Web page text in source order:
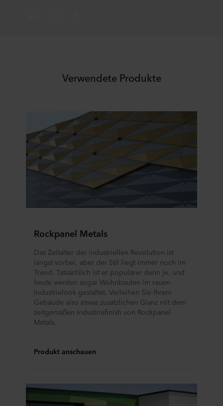
Verwendete Produkte
Rockpanel Metals
Das Zeitalter der industriellen Revolution ist
längst vorbei, aber der Stil liegt immer noch im
Trend. Tatsächlich ist er populärer denn je, und
heute werden sogar Wohnbauten im rauen
Industrielook gestaltet. Verleihen Sie Ihrem
Gebäude also etwas zusätzlichen Glanz mit dem
zeitgemäßen Industriefinish von Rockpanel
Metals.
Produkt anschauen